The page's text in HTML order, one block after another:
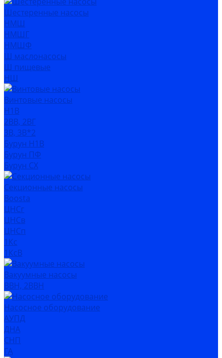
Шестеренные насосы
НМШ
НМШГ
НМШФ
Ш маслонасосы
Ш пищевые
НШ
Винтовые насосы
Н1В
2ВВ, 2ВГ
3В, 3В*2
Бурун Н1В
Бурун ПФ
Бурун СХ
Секционные насосы
Boosta
ЦНСг
ЦНСв
ЦНСп
1Кс
1КсВ
Вакуумные насосы
ВВН, 2ВВН
Насосное оборудование
АУПД
ДНА
СНП
ГА